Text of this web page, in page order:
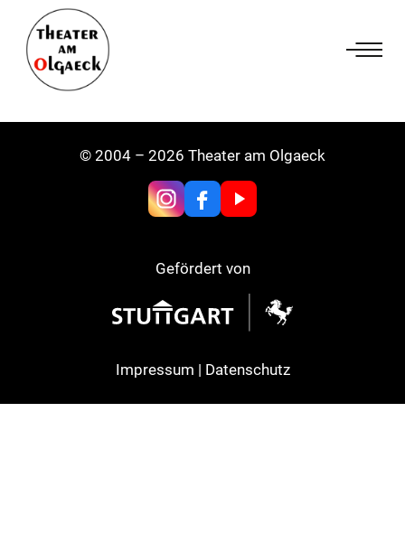
Inhalt
springen
© 2004 – 2026 Theater am Olgaeck
Gefördert von
Impressum | Datenschutz